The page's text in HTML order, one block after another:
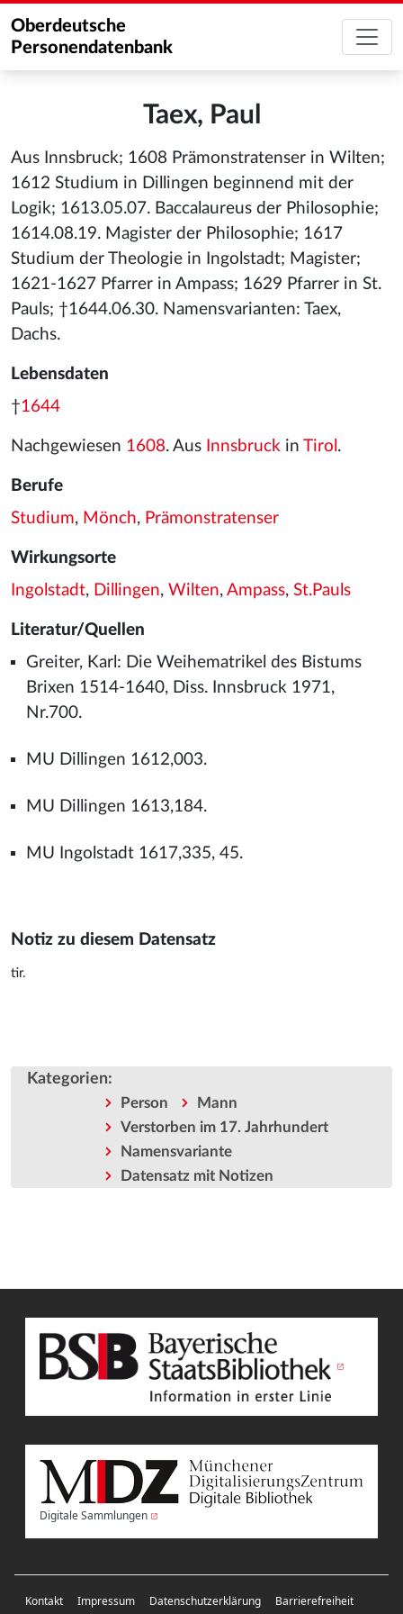
Oberdeutsche
Personendatenbank
Taex, Paul
Aus Innsbruck; 1608 Prämonstratenser in Wilten;
1612 Studium in Dillingen beginnend mit der
Logik; 1613.05.07. Baccalaureus der Philosophie;
1614.08.19. Magister der Philosophie; 1617
Studium der Theologie in Ingolstadt; Magister;
1621-1627 Pfarrer in Ampass; 1629 Pfarrer in St.
Pauls; †1644.06.30. Namensvarianten: Taex,
Dachs.
Lebensdaten
†1644
Nachgewiesen 1608. Aus Innsbruck in Tirol .
Berufe
Studium, Mönch, Prämonstratenser
Wirkungsorte
Ingolstadt, Dillingen, Wilten, Ampass, St.Pauls
Literatur/Quellen
Greiter, Karl: Die Weihematrikel des Bistums
Brixen 1514-1640, Diss. Innsbruck 1971,
Nr.700.
MU Dillingen 1612,003.
MU Dillingen 1613,184.
MU Ingolstadt 1617,335, 45.
Notiz zu diesem Datensatz
tir.
Kategorien:
Person
Mann
Verstorben im 17. Jahrhundert
Namensvariante
Datensatz mit Notizen
Digitale Sammlungen
Kontakt Impressum Datenschutzerklärung Barrierefreiheit